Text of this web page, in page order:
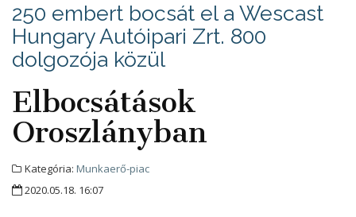
250 embert bocsát el a Wescast
Hungary Autóipari Zrt. 800
dolgozója közül
Elbocsátások
Oroszlányban
Kategória: Munkaerő-piac
2020.05.18. 16:07